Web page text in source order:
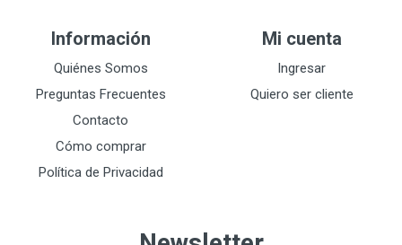
DEWALT ACCESORIOS
DEWALT HTA.MANUAL
DREMEL
E-Z WELD
EATON (COOPER-HARROW HARD)
EATON ROYER
Información
Quiénes Somos
Preguntas Frecuentes
Contacto
Cómo comprar
Política de Privacidad
Mi cuenta
Ingresar
Quiero ser cliente